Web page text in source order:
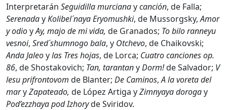
Interpretarán Seguidilla murcianaycanción, de Falla;
SerenadayKolibel´naya Eryomushki, de Mussorgsky,Amor
y odioyAy, majo de mi vida, de Granados; To bilo ranneyu
vesnoi, Sred´shumnogo bala, y Otchevo, de Chaikovski;
Anda Jaleoylas Tres hojas, de Lorca; Cuatro canciones op.
86, de Shostakovich; Tan, tarantanyDorm!de Salvador; V
lesu prifrontovom de Blanter; De Caminos,A la voreta del
maryZapateado, de López Artiga yZimnyaya dorogay
Pod’ezzhaya pod Izhoryde Sviridov.